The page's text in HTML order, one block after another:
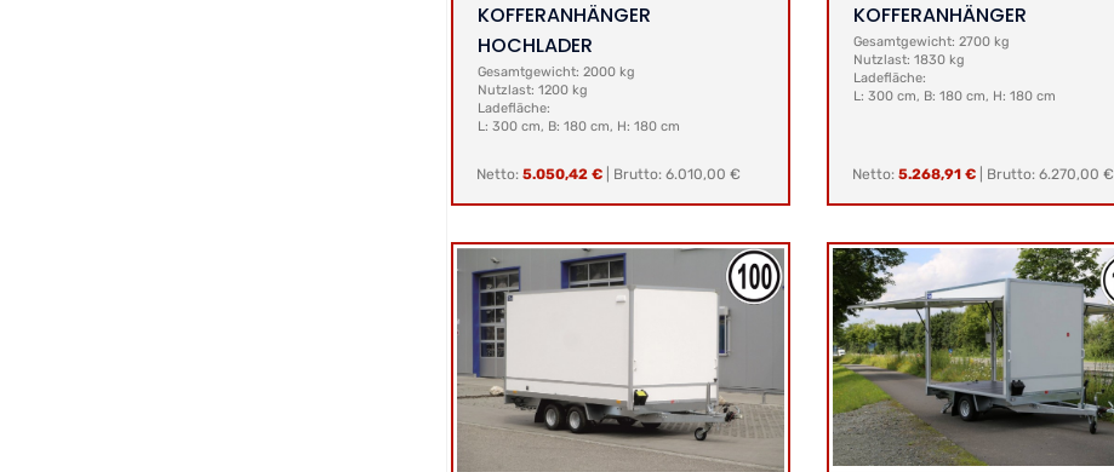
KOFFERANHÄNGER
HOCHLADER
Gesamtgewicht: 2000 kg
Nutzlast: 1200 kg
Ladefläche:
L: 300 cm, B: 180 cm, H: 180 cm
Netto: 5.050,42 € Brutto: 6.010,00 €
KOFFERANHÄNGER
Gesamtgewicht: 2700 kg
Nutzlast: 1830 kg
Ladefläche:
L: 300 cm, B: 180 cm, H: 180 cm
Netto: 5.268,91 €| Brutto: 6.270,00 €